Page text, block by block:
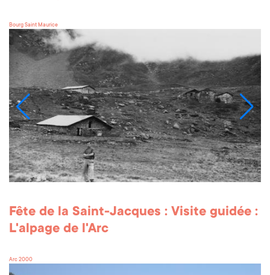
Bourg Saint Maurice
Fête de la Saint-Jacques : Visite guidée :
L'alpage de l'Arc
Arc 2000